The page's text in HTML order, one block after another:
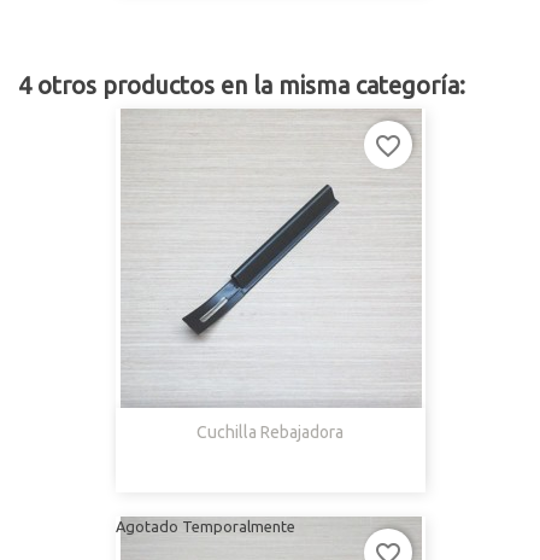
4 otros productos en la misma categoría:
Cuchilla Rebajadora
favorite_border
Agotado Temporalmente
favorite_border